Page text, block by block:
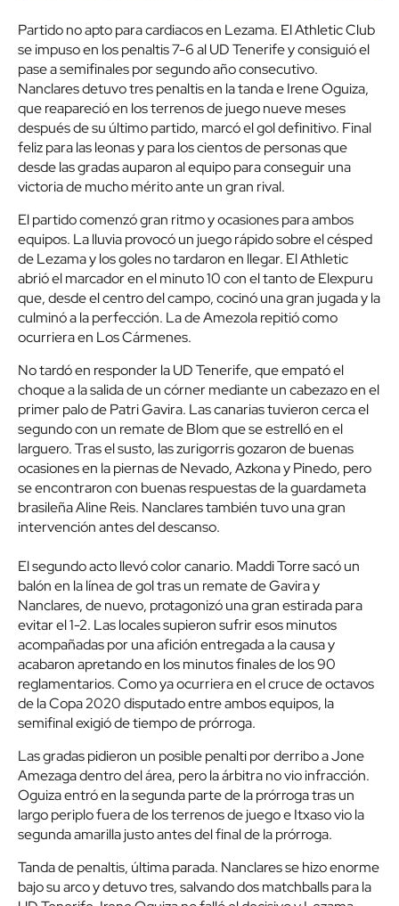
Partido no apto para cardiacos en Lezama. El Athletic Club
se impuso en los penaltis 7-6 al UD Tenerife y consiguió el
pase a semifinales por segundo año consecutivo.
Nanclares detuvo tres penaltis en la tanda e Irene Oguiza,
que reapareció en los terrenos de juego nueve meses
después de su último partido, marcó el gol definitivo. Final
feliz para las leonas y para los cientos de personas que
desde las gradas auparon al equipo para conseguir una
victoria de mucho mérito ante un gran rival.
El partido comenzó gran ritmo y ocasiones para ambos
equipos. La lluvia provocó un juego rápido sobre el césped
de Lezama y los goles no tardaron en llegar. El Athletic
abrió el marcador en el minuto 10 con el tanto de Elexpuru
que, desde el centro del campo, cocinó una gran jugada y la
culminó a la perfección. La de Amezola repitió como
ocurriera en Los Cármenes.
No tardó en responder la UD Tenerife, que empató el
choque a la salida de un córner mediante un cabezazo en el
primer palo de Patri Gavira. Las canarias tuvieron cerca el
segundo con un remate de Blom que se estrelló en el
larguero. Tras el susto, las zurigorris gozaron de buenas
ocasiones en la piernas de Nevado, Azkona y Pinedo, pero
se encontraron con buenas respuestas de la guardameta
brasileña Aline Reis. Nanclares también tuvo una gran
intervención antes del descanso.
El segundo acto llevó color canario. Maddi Torre sacó un
balón en la línea de gol tras un remate de Gavira y
Nanclares, de nuevo, protagonizó una gran estirada para
evitar el 1-2. Las locales supieron sufrir esos minutos
acompañadas por una afición entregada a la causa y
acabaron apretando en los minutos finales de los 90
reglamentarios. Como ya ocurriera en el cruce de octavos
de la Copa 2020 disputado entre ambos equipos, la
semifinal exigió de tiempo de prórroga.
Las gradas pidieron un posible penalti por derribo a Jone
Amezaga dentro del área, pero la árbitra no vio infracción.
Oguiza entró en la segunda parte de la prórroga tras un
largo periplo fuera de los terrenos de juego e Itxaso vio la
segunda amarilla justo antes del final de la prórroga.
Tanda de penaltis, última parada. Nanclares se hizo enorme
bajo su arco y detuvo tres, salvando dos matchballs para la